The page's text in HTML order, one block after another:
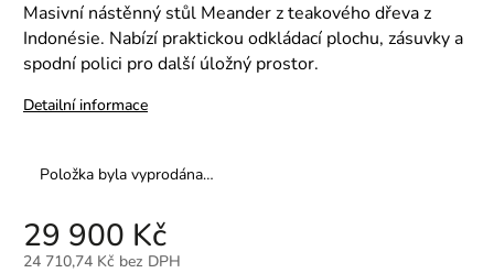
Masivní nástěnný stůl Meander z teakového dřeva z
Indonésie. Nabízí praktickou odkládací plochu, zásuvky a
spodní polici pro další úložný prostor.
Detailní informace
Položka byla vyprodána…
29 900 Kč
24 710,74 Kč bez DPH